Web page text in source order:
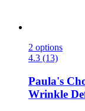
2 options
4.3 (13)
Paula's
Wrinkle